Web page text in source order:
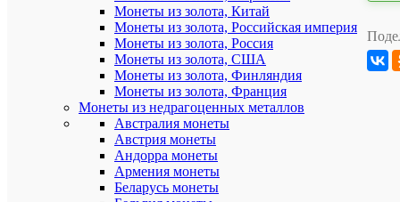
Монеты из золота, Китай
Монеты из золота, Российская империя
Монеты из золота, Россия
Монеты из золота, США
Монеты из золота, Финляндия
Монеты из золота, Франция
Монеты из недрагоценных металлов
Австралия монеты
Австрия монеты
Андорра монеты
Армения монеты
Беларусь монеты
крышка
толщиной